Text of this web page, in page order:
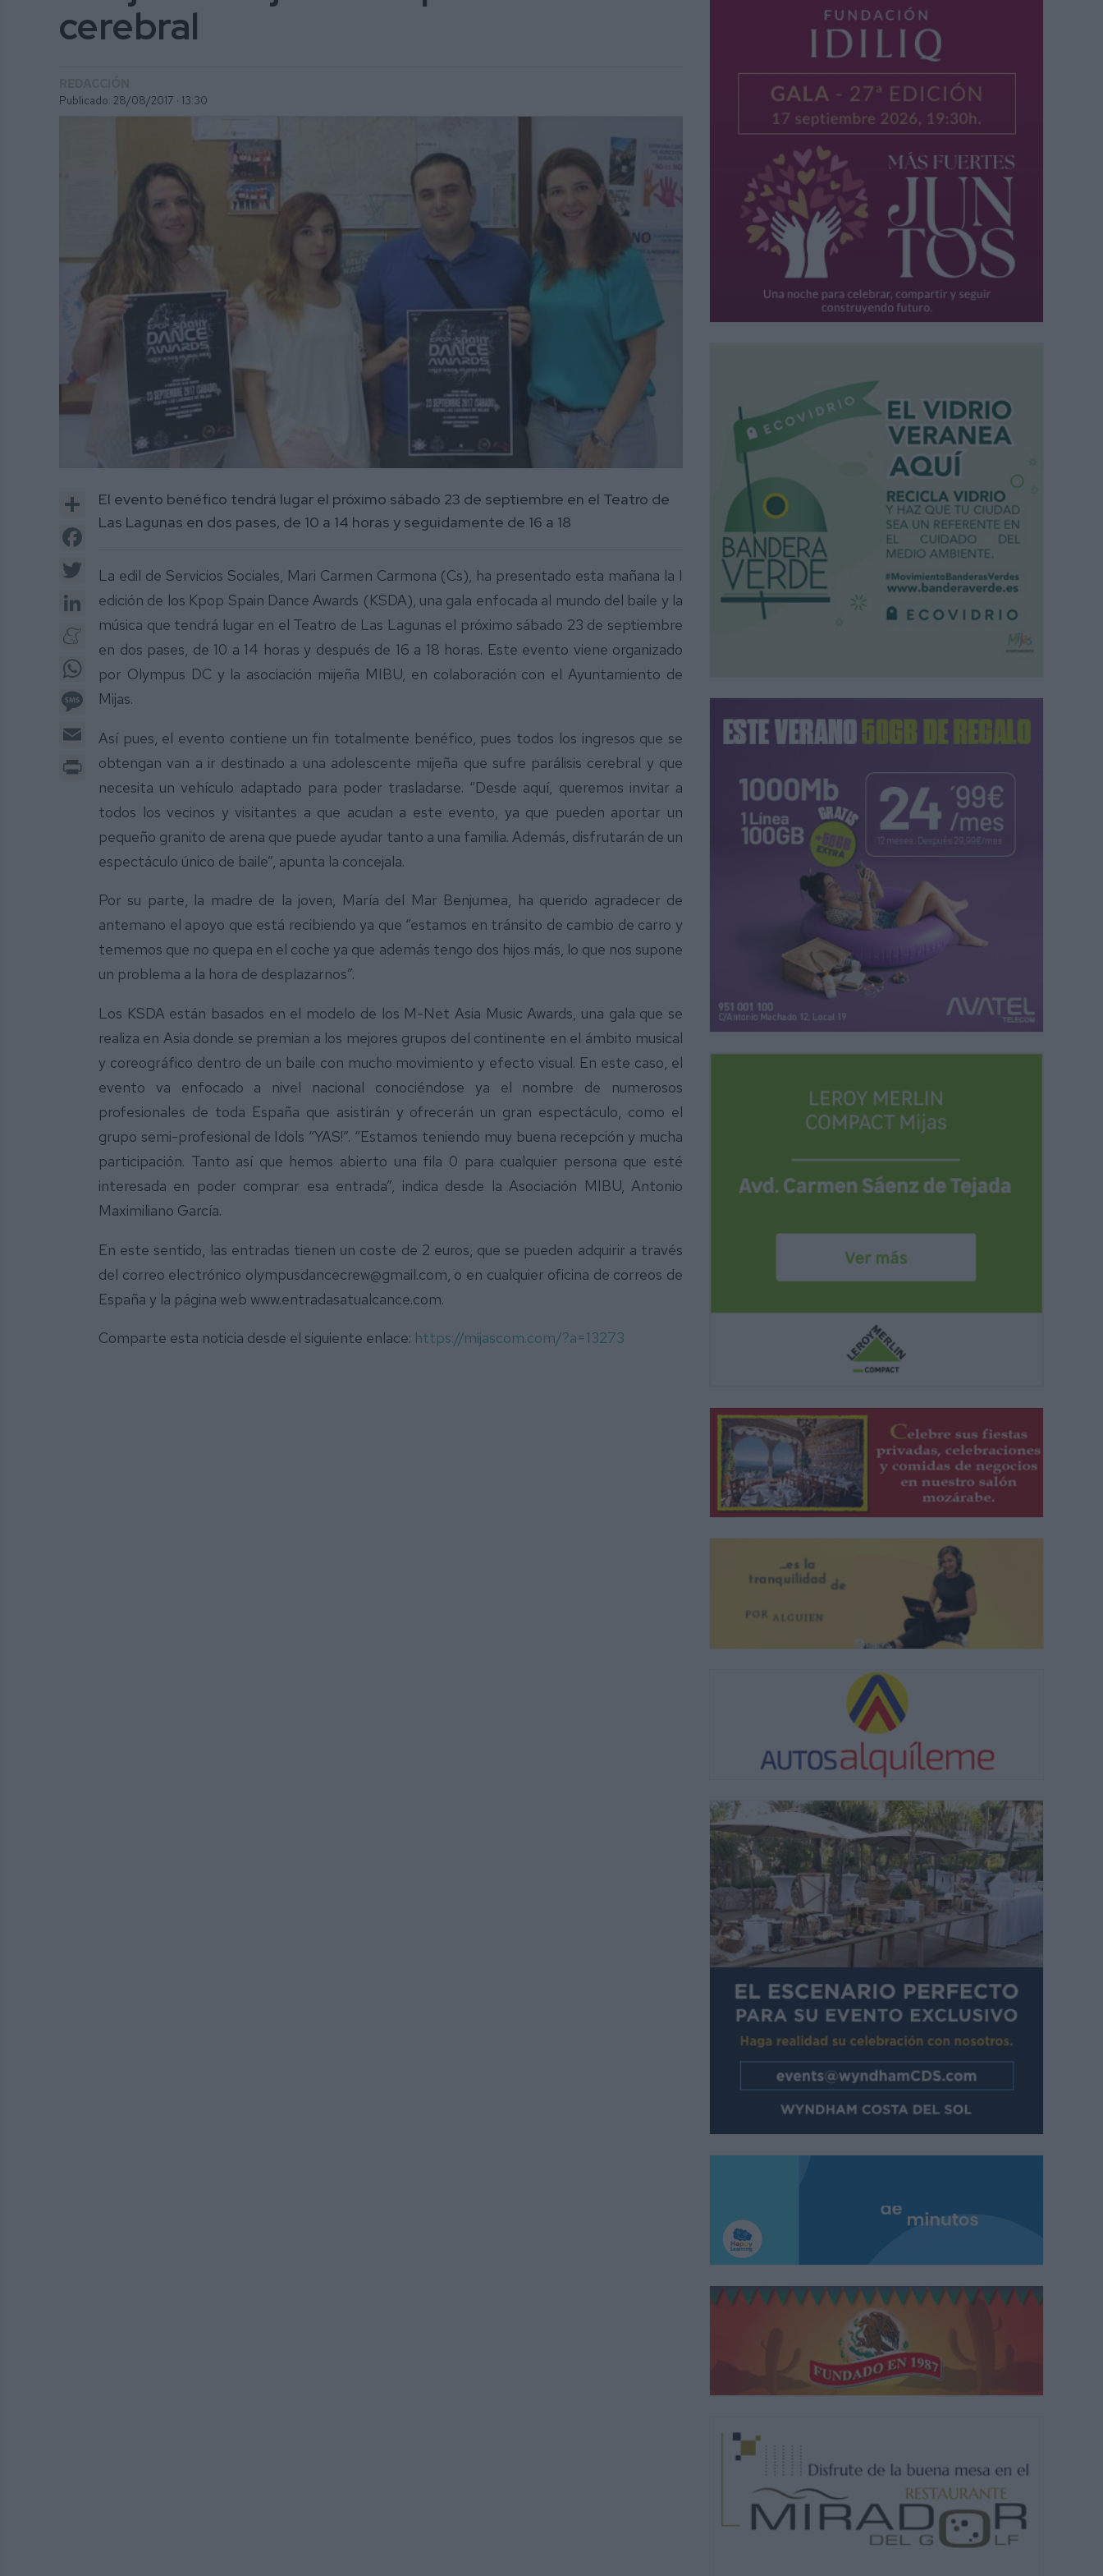
cerebral
Publicado: 28/08/2017 · 13:30
Share
Facebook
LinkedIn
Meneame
Message
Print
El evento benéfico tendrá lugar el próximo sábado 23 de septiembre en el Teatro de
Las Lagunas en dos pases, de 10 a 14 horas y seguidamente de 16 a 18
La edil de Servicios Sociales, Mari Carmen Carmona (Cs), ha presentado esta mañana la I
edición de los Kpop Spain Dance Awards (KSDA), una gala enfocada al mundo del baile y la
música que tendrá lugar en el Teatro de Las Lagunas el próximo sábado 23 de septiembre
en dos pases, de 10 a 14 horas y después de 16 a 18 horas. Este evento viene organizado
por Olympus DC y la asociación mijeña MIBU, en colaboración con el Ayuntamiento de
Mijas.
Así pues, el evento contiene un fin totalmente benéfico, pues todos los ingresos que se
obtengan van a ir destinado a una adolescente mijeña que sufre parálisis cerebral y que
necesita un vehículo adaptado para poder trasladarse. “Desde aquí, queremos invitar a
todos los vecinos y visitantes a que acudan a este evento, ya que pueden aportar un
pequeño granito de arena que puede ayudar tanto a una familia. Además, disfrutarán de un
espectáculo único de baile”, apunta la concejala.
Por su parte, la madre de la joven, María del Mar Benjumea, ha querido agradecer de
antemano el apoyo que está recibiendo ya que “estamos en tránsito de cambio de carro y
tememos que no quepa en el coche ya que además tengo dos hijos más, lo que nos supone
un problema a la hora de desplazarnos”.
Los KSDA están basados en el modelo de los M-Net Asia Music Awards, una gala que se
realiza en Asia donde se premian a los mejores grupos del continente en el ámbito musical
y coreográfico dentro de un baile con mucho movimiento y efecto visual. En este caso, el
evento va enfocado a nivel nacional conociéndose ya el nombre de numerosos
profesionales de toda España que asistirán y ofrecerán un gran espectáculo, como el
grupo semi-profesional de Idols “YAS!”. “Estamos teniendo muy buena recepción y mucha
participación. Tanto así que hemos abierto una fila 0 para cualquier persona que esté
interesada en poder comprar esa entrada”, indica desde la Asociación MIBU, Antonio
Maximiliano García.
En este sentido, las entradas tienen un coste de 2 euros, que se pueden adquirir a través
del correo electrónico olympusdancecrew@gmail.com, o en cualquier oficina de correos de
España y la página web www.entradasatualcance.com.
Comparte esta noticia desde el siguiente enlace: https://mijascom.com/?a=13273